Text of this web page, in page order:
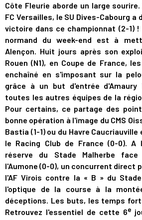
Côte Fleurie aborde un large
FC Versailles, le SU Dives-Cabourg a
victoire dans ce championnat (2-1)
normand du week-end est à
Alençon. Huit jours après son
Rouen (N1), en Coupe de France,
enchaîné en s'imposant sur la
grâce à un but d'entrée d'Amaury
toutes les autres équipes de la
Pour certains, ce partage des
bonne opération à l'image du CMS
Bastia (1-1) ou du Havre
le Racing Club de France (0-0). A
réserve du Stade Malherbe face
l'Aumone (0-0), un concurrent direct
l'AF Virois contre la « B » du
l'optique de la course à la
déceptions. Les buts, les temps
Retrouvez l'essentiel de cette 6e